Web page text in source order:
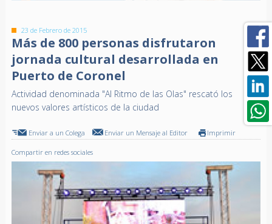
23 de Febrero de 2015
Más de 800 personas disfrutaron
jornada cultural desarrollada en
Puerto de Coronel
Actividad denominada "Al Ritmo de las Olas" rescató los
nuevos valores artísticos de la ciudad
Enviar a un Colega Enviar un Mensaje al Editor Imprimir
Compartir en redes sociales